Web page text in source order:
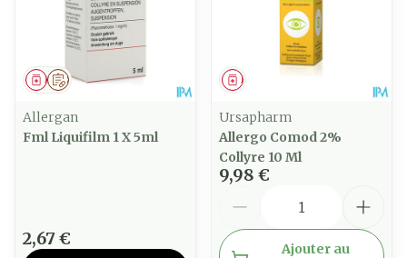
Sur prescription
Médicament
Allergan
Fml Liquifilm 1 X 5ml
2,67 €
Médicament
Ursapharm
Allergo Comod 2%
Collyre 10 Ml
9,98 €
Ajouter au